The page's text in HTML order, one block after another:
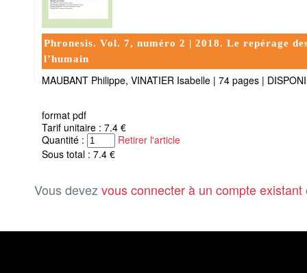
Phronesis. Vol. 7, numéro 2 | 2018. Le repérage
l’humain
MAUBANT Philippe, VINATIER Isabelle | 74 pages |
format pdf
Tarif unitaire : 7.4 €
Quantité :
Retirer l'article
Sous total : 7.4 €
Vous devez vous connecter à un compte existant